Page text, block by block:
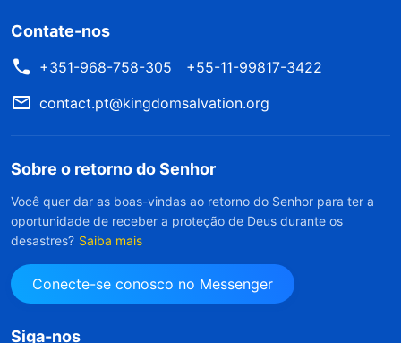
Contate-nos
+351-968-758-305
+55-11-99817-3422
contact.pt@kingdomsalvation.org
Sobre o retorno do Senhor
Você quer dar as boas-vindas ao retorno do Senhor para ter a
oportunidade de receber a proteção de Deus durante os
desastres? Saiba mais
Conecte-se conosco no Messenger
Siga-nos